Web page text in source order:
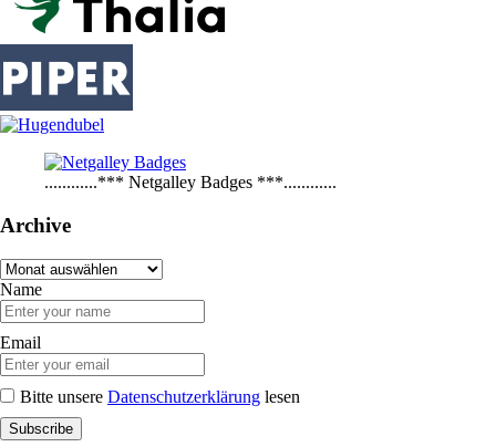
............*** Netgalley Badges ***............
Archive
Archive
Name
Email
Bitte unsere Datenschutzerklärung lesen